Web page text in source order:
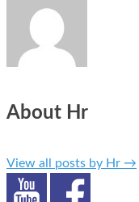
About Hr
View all posts by Hr →